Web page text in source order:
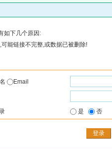
如下几个原因:
能链接不完整,或数据已被删除!
Email
是 否